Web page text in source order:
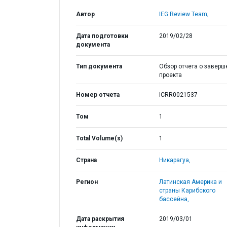
Автор IEG Review Team;
Дата подготовки
документа
2019/02/28
Тип документа
Обзор отчета о
проекта
Номер отчета ICRR0021537
Том 1
Total Volume(s) 1
Страна Никарагуа,
Регион
Латинская Америка и
страны Карибского
бассейна,
Дата раскрытия
2019/03/01